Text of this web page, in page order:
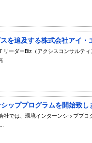
を追及する株式会社アイ・
リーダーBiz（アクシスコンサルテ
ッププログラムを開始致し
社では、環境インターンシッププ